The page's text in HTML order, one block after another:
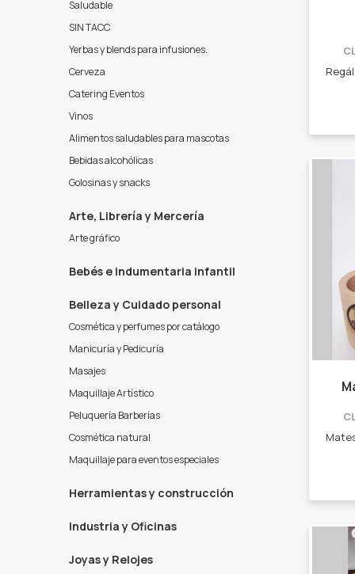
Saludable
SIN TACC
Yerbas y blends para infusiones.
Cerveza
Catering Eventos
Vinos
Alimentos saludables para mascotas
Bebidas alcohólicas
Golosinas y snacks
Arte, Librería y Mercería
Arte gráfico
Bebés e indumentaria infantil
Belleza y Cuidado personal
Cosmética y perfumes por catálogo
Manicuría y Pedicuría
Masajes
Maquillaje Artístico
Peluquería Barberías
Cosmética natural
Maquillaje para eventos especiales
Herramientas y construcción
Industria y Oficinas
Joyas y Relojes